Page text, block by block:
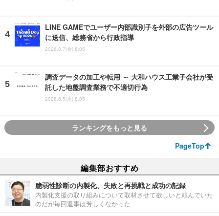
LINE GAMEでユーザー内部識別子を外部の広告ツール
に送信、総務省から行政指導
2026.8.7(金) 8:05
調査データの加工や転用 ～ 大和ハウス工業子会社が受
託した地盤調査業務で不適切行為
2026.8.5(水) 8:05
ランキングをもっと見る
PageTop
編集部おすすめ
脆弱性診断の内製化、失敗と再挑戦と成功の記録
内製化支援の取り組みについて取材させて欲しいと頼んでいた
のだが毎回返事は芳しくなかった